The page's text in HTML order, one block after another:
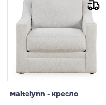
Maitelynn - кресло